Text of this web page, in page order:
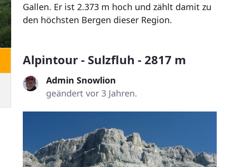
Gallen. Er ist 2.373 m hoch und zählt damit zu
den höchsten Bergen dieser Region.
Alpintour - Sulzfluh - 2817 m
Admin Snowlion
geändert vor 3 Jahren.